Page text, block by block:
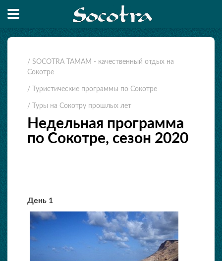
/ SOCOTRA TAMAM - качественный отдых на
Сокотре
/ Туристические программы по Сокотре
/ Туры на Сокотру прошлых лет
Недельная программа
по Сокотре, сезон 2020
День 1